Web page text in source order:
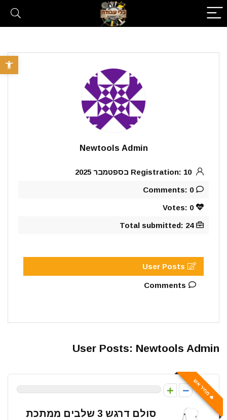
פתח
Newtools Admin
Registration: 10 בספטמבר 2025
Comments: 0
Votes: 0
Total submitted: 24
User Posts
Comments
User Posts: Newtools Admin
🔥 מחיר אש
0
סולם דרגש 3 שלבים ממתכת